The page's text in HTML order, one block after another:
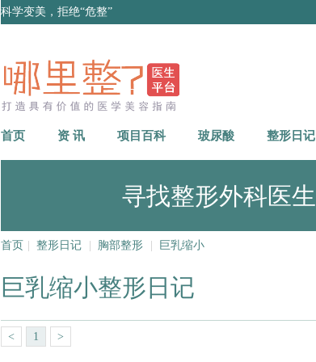
科学变美，拒绝“危整”
首页 资 讯 项目百科 玻尿酸 整形日记
寻找整形外科医生
首页 | 整形日记 | 胸部整形 | 巨乳缩小
巨乳缩小整形日记
< 1 >